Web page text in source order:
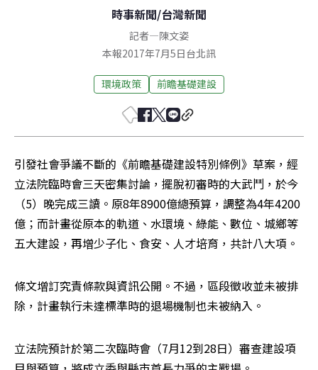
時事新聞/台灣新聞
記者—陳文姿
本報2017年7月5日台北訊
環境政策 前瞻基礎建設
引發社會爭議不斷的《前瞻基礎建設特別條例》草案，經
立法院臨時會三天密集討論，擺脫初審時的大武鬥，於今
（5）晚完成三讀。原8年8900億總預算，調整為4年4200
億；而計畫從原本的軌道、水環境、綠能、數位、城鄉等
五大建設，再增少子化、食安、人才培育，共計八大項。
條文增訂究責條款與資訊公開。不過，區段徵收並未被排
除，計畫執行未達標準時的退場機制也未被納入。
立法院預計於第二次臨時會（7月12到28日）審查建設項